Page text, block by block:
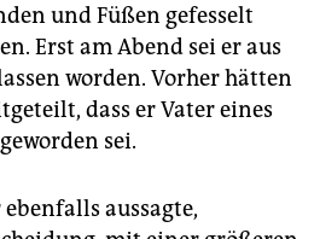
und Füßen gefesselt
Erst am Abend sei er aus
worden. Vorher hätten
dass er Vater eines
sei.
aussagte,